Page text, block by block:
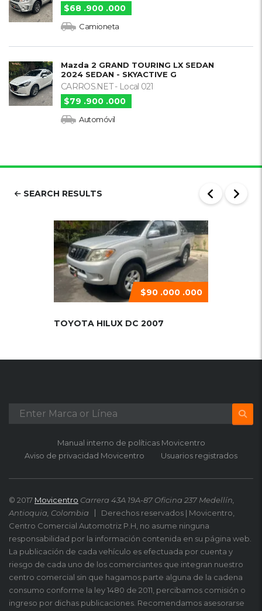
$68 .900 .000
Camioneta
Mazda 2 GRAND TOURING LX SEDAN
2024 SEDAN - SKYACTIVE G
CARROS.NET - Local 021
$79 .900 .000
Automóvil
SEARCH RESULTS
$90 .000 .000
TOYOTA HILUX DC 2007
Manual interno de políticas Movicentro
Aviso de privacidad Movicentro
Usuarios registrados
© 2017 Movicentro Carrera 43A 19A-87 Oficina 237 Medellín,
Antioquia, Colombia
Derechos reservados | Movicentro,
Centro Comercial Automotriz P.H, no asume ninguna
responsabilidad por la información contenida en su página web.
La publicación de cada vehículo es efectuada por cuenta y
riesgo de cada uno de los comerciantes que integran nuestro
centro comercial sin que hagamos parte alguna de la cadena
consumo conforme la ley 1480 de 2011, percibamos comisión o
ingreso por dichas publicaciones. Recomendamos asesorarse